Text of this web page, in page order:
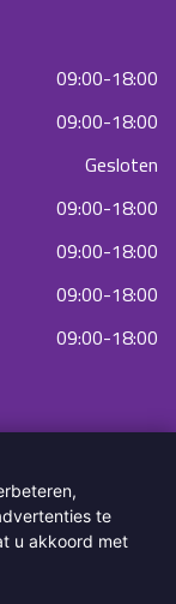
09:00-18:00
09:00-18:00
Gesloten
09:00-18:00
09:00-18:00
09:00-18:00
09:00-18:00
te
u akkoord met